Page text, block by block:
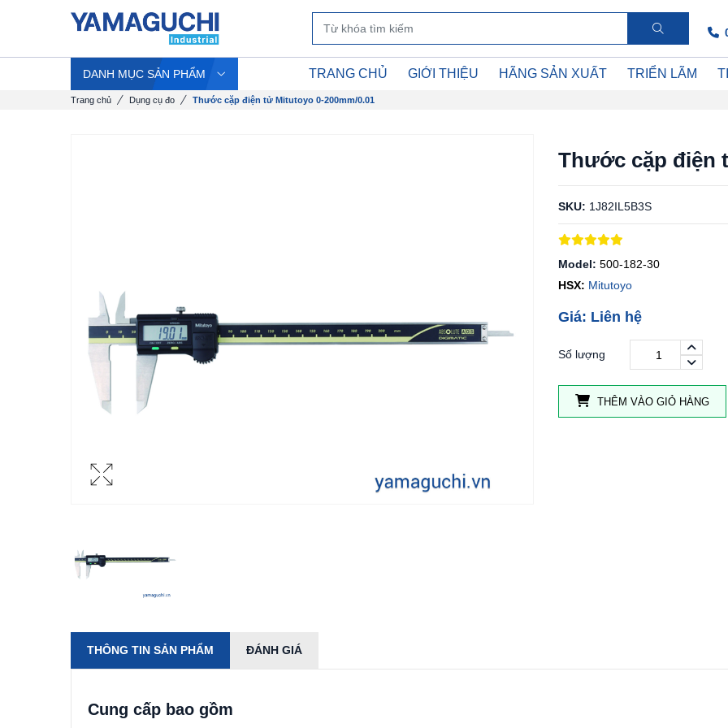
DANH MỤC SẢN PHẨM TRANG CHỦ GIỚI THIỆU HÃNG SẢN XUẤT TRIỂN LÃM
Trang chủ Dụng cụ đo Thước cặp điện tử Mitutoyo 0-200mm/0.01
Thước cặp điện
SKU: 1J82IL5B3S
Model: 500-182-30
HSX: Mitutoyo
Giá: Liên hệ
Số lượng
THÊM VÀO GIỎ HÀNG
THÔNG TIN SẢN PHẨM ĐÁNH GIÁ
Cung cấp bao gồm